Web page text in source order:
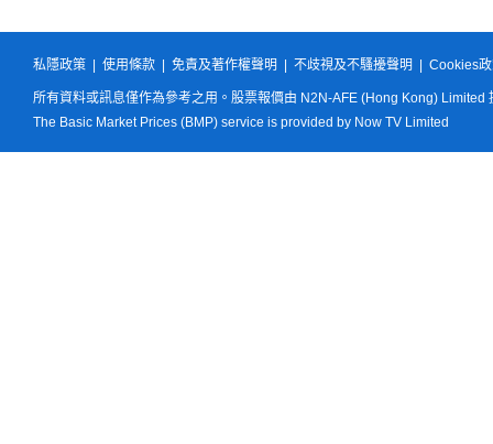
私隱政策 使用條款 免責及著作權聲明 不歧視及不騷擾聲明 Cookies
所有資料或訊息僅作為參考之用。股票報價由 N2N-AFE (Hong Kong) Limited
The Basic Market Prices (BMP) service is provided by Now TV Limited